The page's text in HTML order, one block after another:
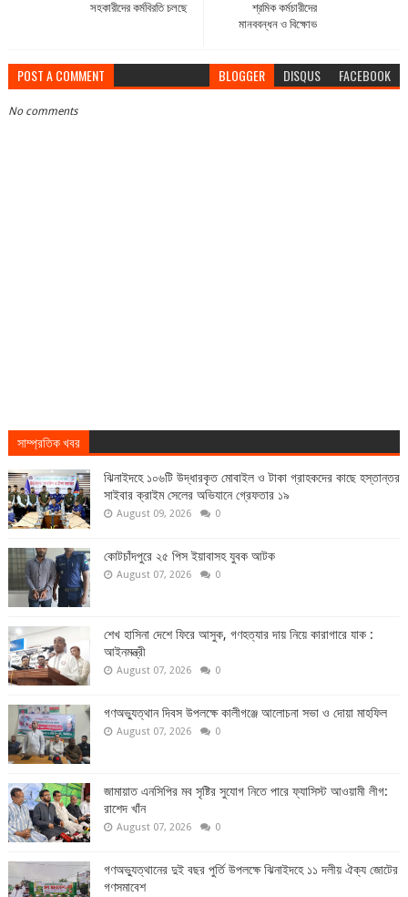
শ্রমিক কর্মচারীদের
মানববন্ধন ও বিক্ষোভ
সহকারীদের কর্মবিরতি চলছে
POST A COMMENT BLOGGER DISQUS FACEBOOK
No comments
সাম্প্রতিক খবর
ঝিনাইদহে ১০৬টি উদ্ধারকৃত মোবাইল ও টাকা গ্রাহকদের কাছে হস্তান্তর
সাইবার ক্রাইম সেলের অভিযানে গ্রেফতার ১৯
August 09, 2026 0
কোটচাঁদপুরে ২৫ পিস ইয়াবাসহ যুবক আটক
August 07, 2026 0
শেখ হাসিনা দেশে ফিরে আসুক, গণহত্যার দায় নিয়ে কারাগারে যাক :
আইনমন্ত্রী
August 07, 2026 0
গণঅভ্যুত্থান দিবস উপলক্ষে কালীগঞ্জে আলোচনা সভা ও দোয়া মাহফিল
August 07, 2026 0
জামায়াত এনসিপির মব সৃষ্টির সুযোগ নিতে পারে ফ্যাসিস্ট আওয়ামী লীগ:
রাশেদ খাঁন
August 07, 2026 0
গণঅভ্যুত্থানের দুই বছর পুর্তি উপলক্ষে ঝিনাইদহে ১১ দলীয় ঐক্য জোটের
গণসমাবেশ